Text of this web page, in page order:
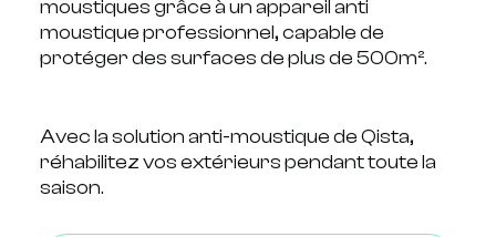
moustiques grâce à un appareil anti
moustique professionnel, capable de
protéger des surfaces de plus de 500m².
Avec la solution anti-moustique de Qista,
réhabilitez vos extérieurs pendant toute la
saison.